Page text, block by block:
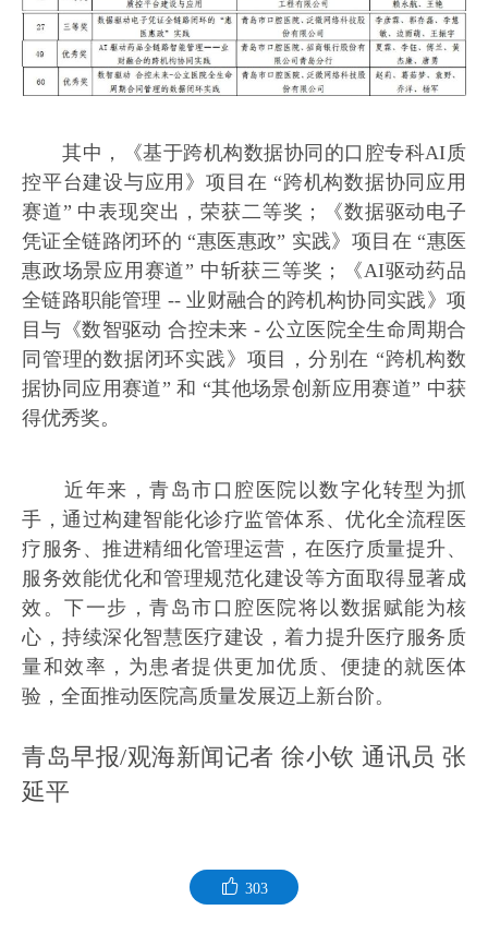
其中，《基于跨机构数据协同的口腔专科AI质
控平台建设与应用》项目在 “跨机构数据协同应用
赛道” 中表现突出，荣获二等奖；《数据驱动电子
凭证全链路闭环的 “惠医惠政” 实践》项目在 “惠医
惠政场景应用赛道” 中斩获三等奖；《AI驱动药品
全链路职能管理 -- 业财融合的跨机构协同实践》项
目与《数智驱动 合控未来 - 公立医院全生命周期合
同管理的数据闭环实践》项目，分别在 “跨机构数
据协同应用赛道” 和 “其他场景创新应用赛道” 中获
得优秀奖。
近年来，青岛市口腔医院以数字化转型为抓
手，通过构建智能化诊疗监管体系、优化全流程医
疗服务、推进精细化管理运营，在医疗质量提升、
服务效能优化和管理规范化建设等方面取得显著成
效。下一步，青岛市口腔医院将以数据赋能为核
心，持续深化智慧医疗建设，着力提升医疗服务质
量和效率，为患者提供更加优质、便捷的就医体
验，全面推动医院高质量发展迈上新台阶。
青岛早报/观海新闻记者 徐小钦 通讯员 张
延平
303